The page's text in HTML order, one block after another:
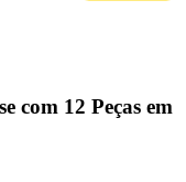
com 12 Peças em